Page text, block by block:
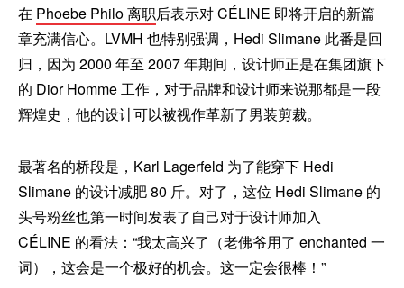
在 Phoebe Philo 离职后表示对 CÉLINE 即将开启的新篇
章充满信心。LVMH 也特别强调，Hedi Slimane 此番是回
归，因为 2000 年至 2007 年期间，设计师正是在集团旗下
的 Dior Homme 工作，对于品牌和设计师来说那都是一段
辉煌史，他的设计可以被视作革新了男装剪裁。
最著名的桥段是，Karl Lagerfeld 为了能穿下 Hedi
Slimane 的设计减肥 80 斤。对了，这位 Hedi Slimane 的
头号粉丝也第一时间发表了自己对于设计师加入
CÉLINE 的看法：“我太高兴了（老佛爷用了 enchanted 一
词），这会是一个极好的机会。这一定会很棒！”